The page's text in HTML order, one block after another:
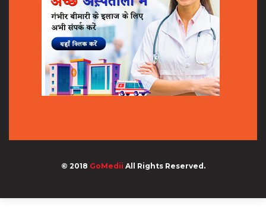
© 2018 GoMedii All Rights Reserved.